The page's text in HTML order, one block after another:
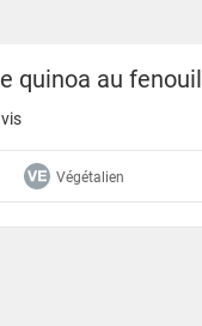
quinoa au fenouil
of 5.
Végétalien